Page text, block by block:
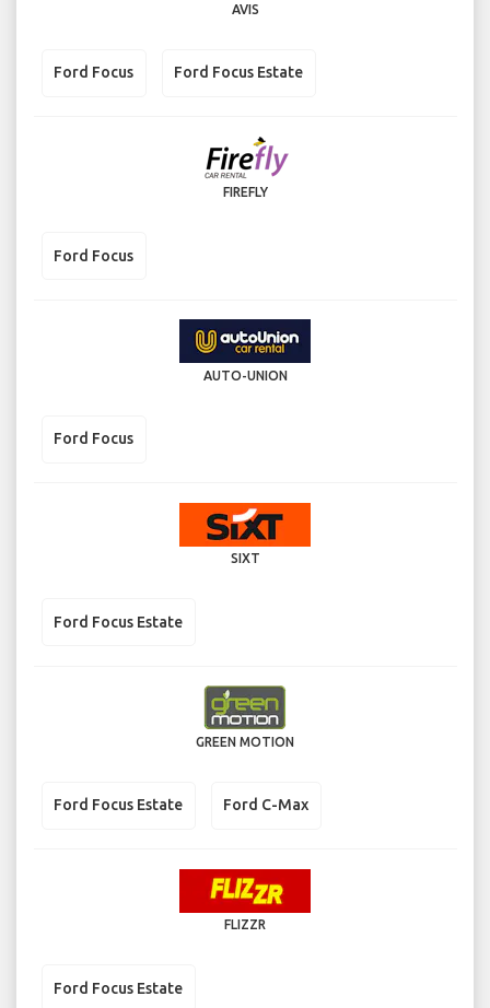
AVIS
Ford Focus Ford Focus Estate
FIREFLY
Ford Focus
AUTO-UNION
Ford Focus
SIXT
Ford Focus Estate
GREEN MOTION
Ford Focus Estate Ford C-Max
FLIZZR
Ford Focus Estate